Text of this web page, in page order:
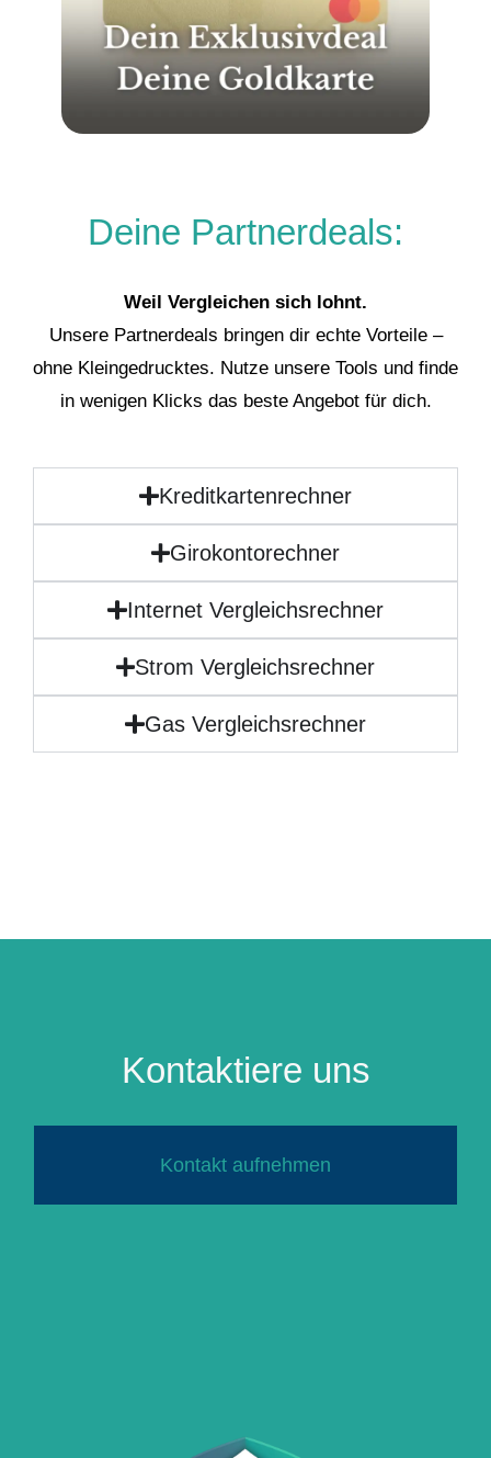
Deine Partnerdeals:
Weil Vergleichen sich lohnt.
Unsere Partnerdeals bringen dir echte Vorteile –
ohne Kleingedrucktes. Nutze unsere Tools und finde
in wenigen Klicks das beste Angebot für dich.
Kreditkartenrechner
Girokontorechner
Internet Vergleichsrechner
Strom Vergleichsrechner
Gas Vergleichsrechner
Kontaktiere uns
Kontakt aufnehmen